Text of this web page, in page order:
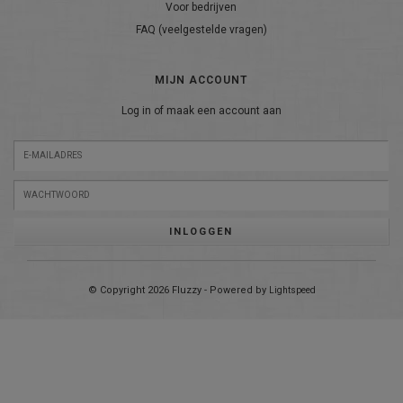
Voor bedrijven
FAQ (veelgestelde vragen)
MIJN ACCOUNT
Log in of maak een account aan
INLOGGEN
© Copyright 2026 Fluzzy - Powered by Lightspeed